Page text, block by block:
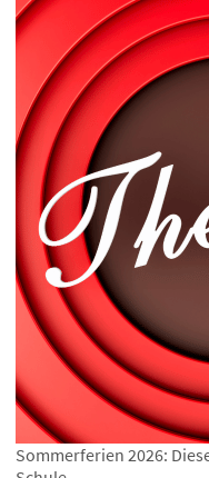
Sommerferien 2026: